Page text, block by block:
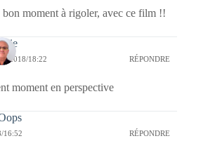
bon moment à rigoler, avec ce film !!
2018/18:22 RÉPONDRE
moment en perspective
16:52 RÉPONDRE